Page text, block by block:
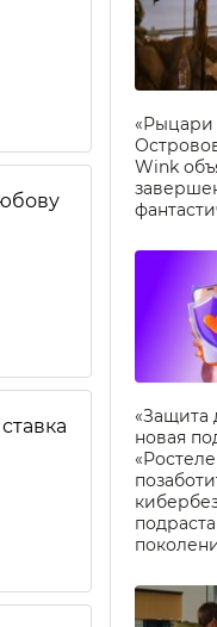
«Рыцари
Wink
«Защита
новая